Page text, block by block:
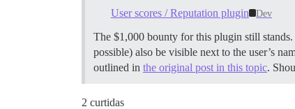
User scores / Reputation plugin Dev
The $1,000 bounty for this plugin still
possible) also be visible next to the user’s
outlined in the original post in this topic.
2 curtidas